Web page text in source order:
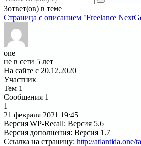
3ответ(ов) в теме
Страница c описанием "Freelance
one
не в сети 5 лет
На сайте с 20.12.2020
Участник
Тем 1
Сообщения 1
1
21 февраля 2021 19:45
Версия WP-Recall: Версия 5.6
Версия дополнения: Версия 1.7
Ссылка на страницу: http://atlantida.one/